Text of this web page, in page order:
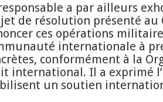
a par ailleurs
de résolution présenté au
ces opérations
internationale à
conformément à la
international. Il a exprimé
un soutien